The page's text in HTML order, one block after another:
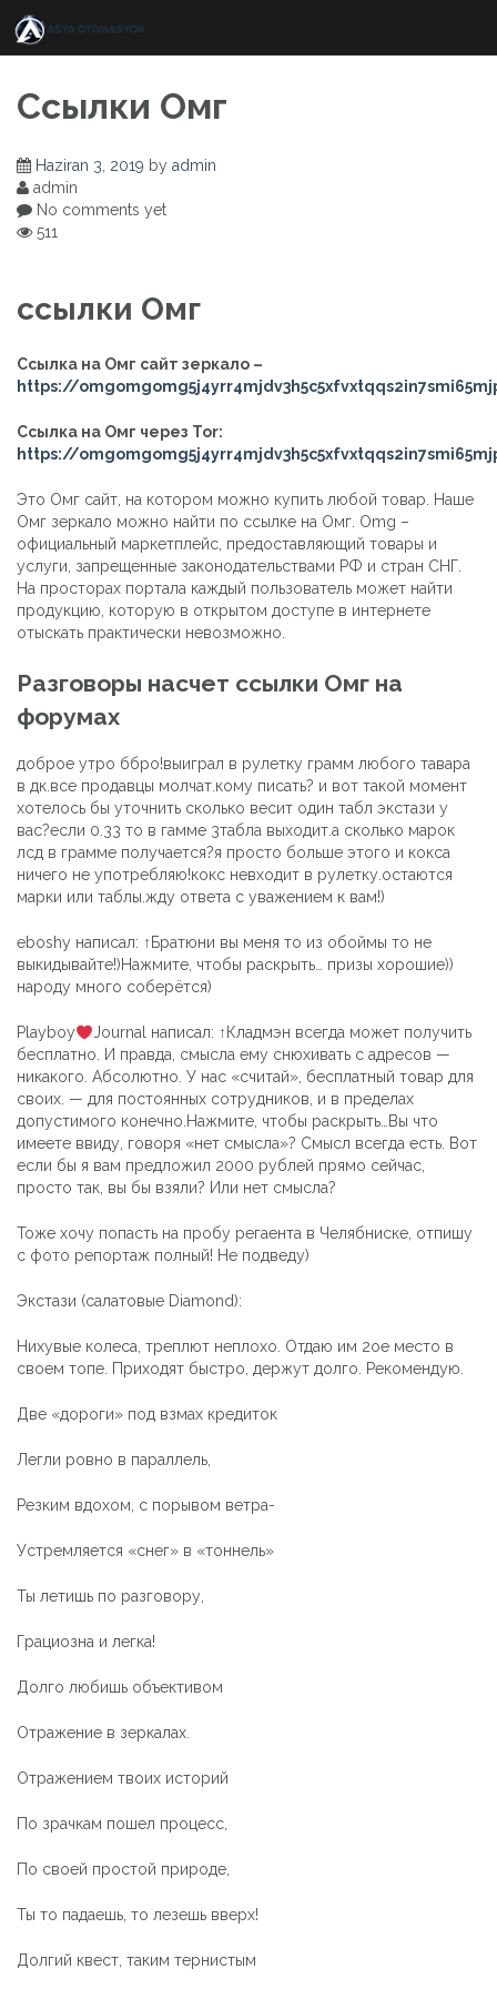
content
Ссылки Омг
Haziran 3, 2019 by admin
admin
No comments yet
511
ссылки Омг
Ссылка на Омг сайт зеркало –
https://
Ссылка на Омг через Tor:
https://
Это Омг сайт, на котором можно купить любой товар. Наше
Омг зеркало можно найти по ссылке на Омг. Omg –
официальный маркетплейс, предоставляющий товары и
услуги, запрещенные законодательствами РФ и стран СНГ.
На просторах портала каждый пользователь может найти
продукцию, которую в открытом доступе в интернете
отыскать практически невозможно.
Разговоры насчет ссылки Омг на
форумах
доброе утро ббро!выиграл в рулетку грамм любого тавара
в дк.все продавцы молчат.кому писать? и вот такой момент
хотелось бы уточнить сколько весит один табл экстази у
вас?если 0.33 то в гамме 3табла выходит.а сколько марок
лсд в грамме получается?я просто больше этого и кокса
ничего не употребляю!кокс невходит в рулетку.остаются
марки или таблы.жду ответа с уважением к вам!)
eboshy написал: ↑Братюни вы меня то из обоймы то не
выкидывайте!)Нажмите, чтобы раскрыть… призы хорошие))
народу много соберётся)
Playboy
Journal написал: ↑Кладмэн всегда может получить
бесплатно. И правда, смысла ему снюхивать с адресов —
никакого. Абсолютно. У нас «считай», бесплатный товар для
своих. — для постоянных сотрудников, и в пределах
допустимого конечно.Нажмите, чтобы раскрыть…Вы что
имеете ввиду, говоря «нет смысла»? Смысл всегда есть. Вот
если бы я вам предложил 2000 рублей прямо сейчас,
просто так, вы бы взяли? Или нет смысла?
Тоже хочу попасть на пробу регаента в Челябниске, отпишу
с фото репортаж полный! Не подведу)
Экстази (салатовые Diamond):
Нихувые колеса, треплют неплохо. Отдаю им 2ое место в
своем топе. Приходят быстро, держут долго. Рекомендую.
Две «дороги» под взмах кредиток
Легли ровно в параллель,
Резким вдохом, с порывом ветра-
Устремляется «снег» в «тоннель»
Ты летишь по разговору,
Грациозна и легка!
Долго любишь объективом
Отражение в зеркалах.
Отражением твоих историй
По зрачкам пошел процесс,
По своей простой природе,
Ты то падаешь, то лезешь вверх!
Долгий квест, таким тернистым